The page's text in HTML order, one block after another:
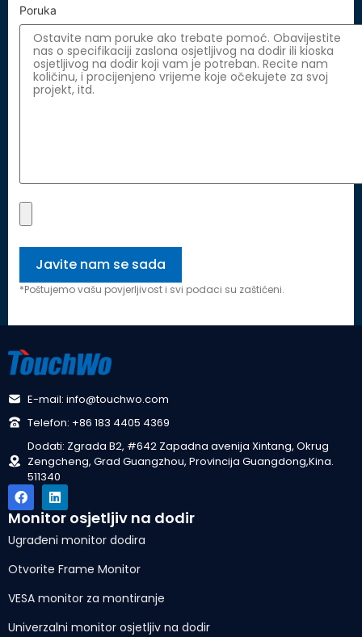
Poruka
*Poštujemo vašu povjerljivost i svi podaci su zaštićeni.
E-mail: info@touchwo.com
Telefon: +86 183 4405 4369
Dodati: Zgrada B2, #642 Zapadna avenija Xintang, Okrug
Zengcheng, Grad Guangzhou, Provincija Guangdong,Kina.
511340
Monitor osjetljiv na dodir
Ugrađeni monitor dodira
Otvorite Frame Monitor
VESA monitor za montiranje
Univerzalni monitor osjetljiv na dodir